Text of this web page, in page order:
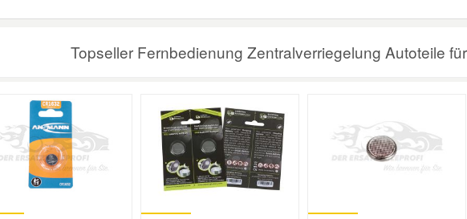
Topseller Fernbedienung Zentralverriegelung Autoteile